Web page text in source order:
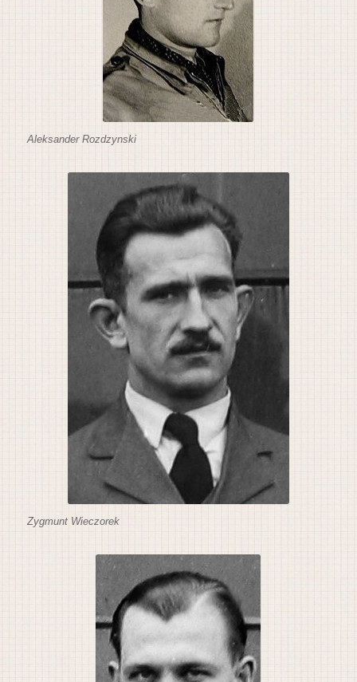
Aleksander Rozdzynski
Zygmunt Wieczorek